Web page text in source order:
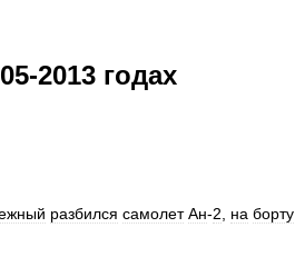
2013 годах
разбился самолет Ан-2 на борту